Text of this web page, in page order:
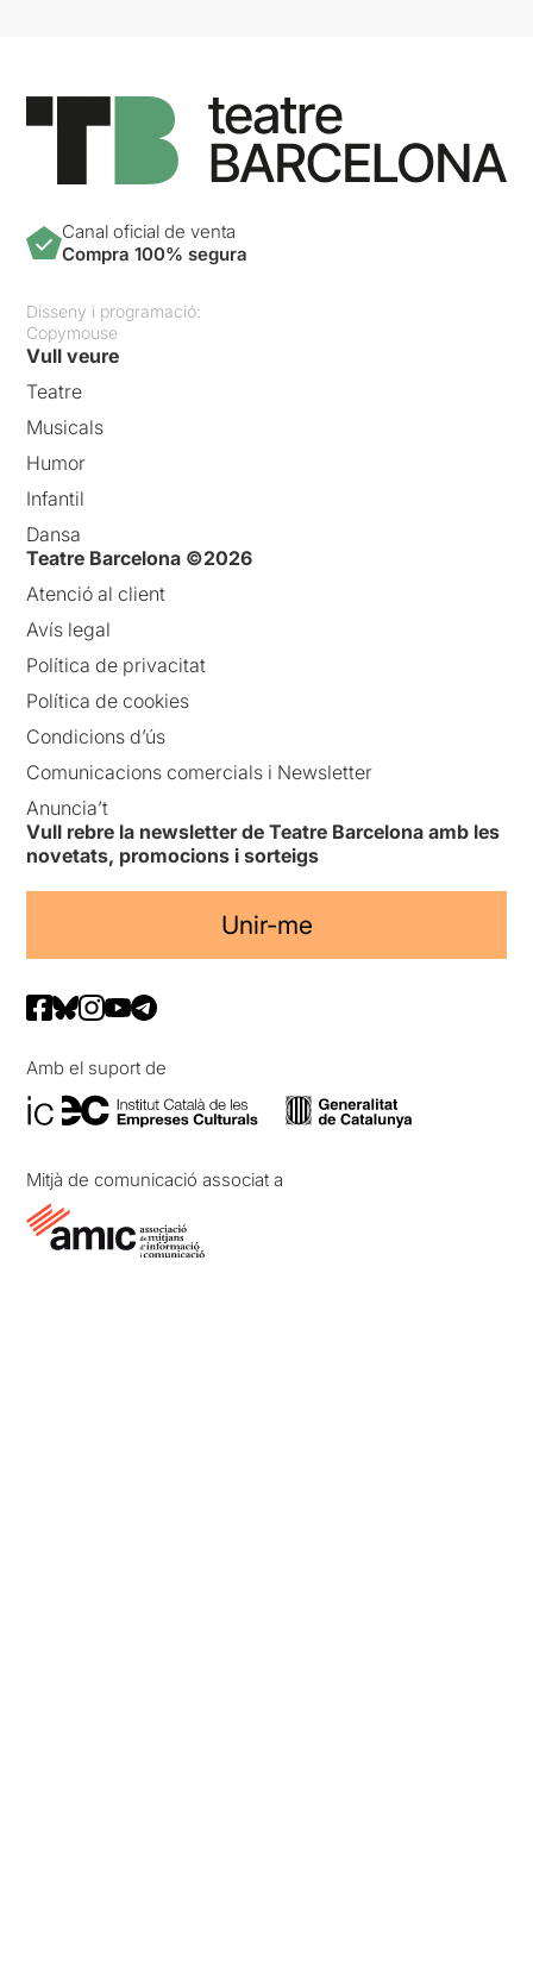
Canal oficial de venta
Compra 100% segura
Disseny i programació:
Copymouse
Vull veure
Teatre
Musicals
Humor
Infantil
Dansa
Teatre Barcelona ©2026
Atenció al client
Avís legal
Política de privacitat
Política de cookies
Condicions d’ús
Comunicacions comercials i Newsletter
Anuncia’t
Vull rebre la newsletter de Teatre Barcelona amb les
novetats, promocions i sorteigs
Unir-me
Amb el suport de
Mitjà de comunicació associat a